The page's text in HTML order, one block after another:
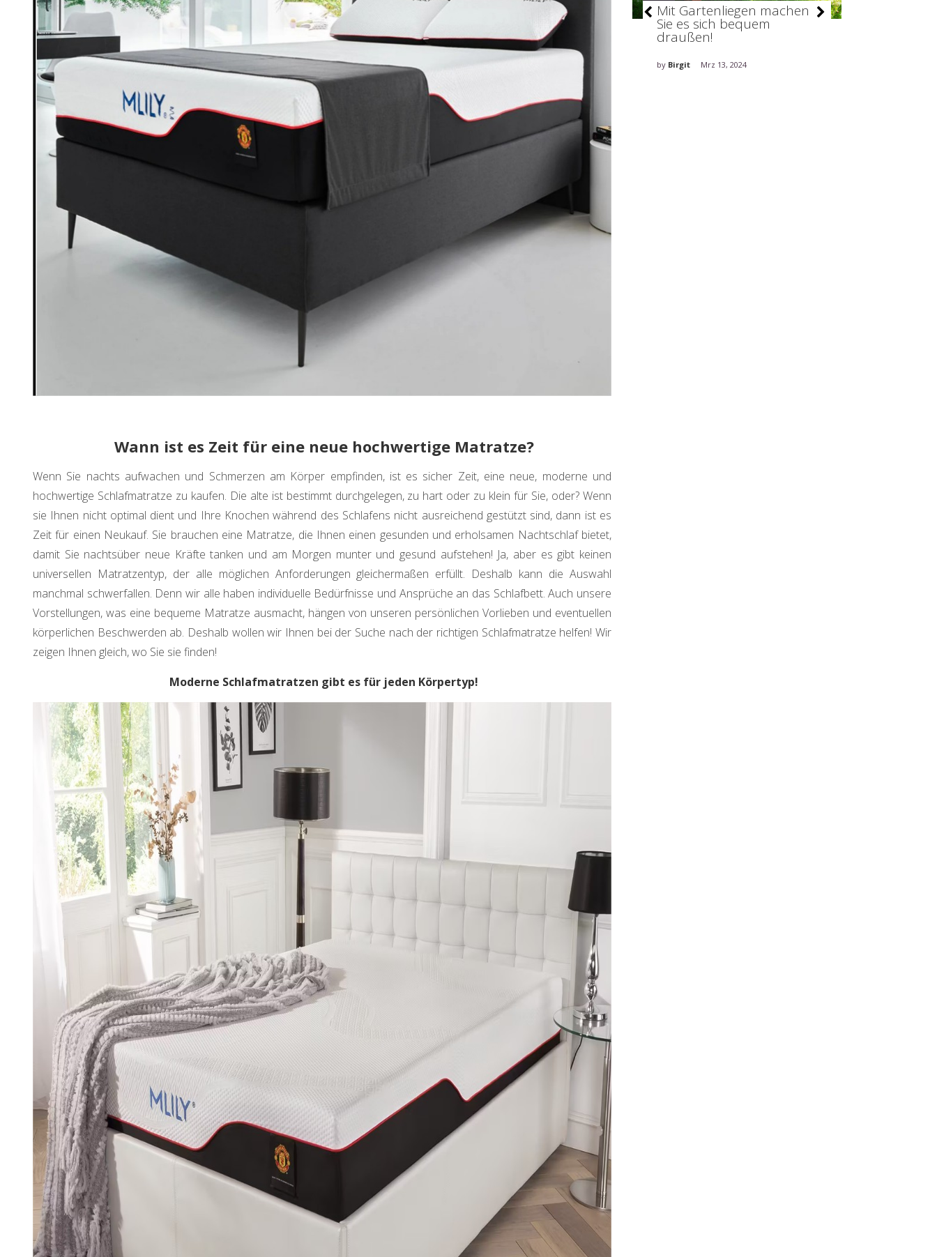
Wann ist es Zeit für eine neue hochwertige Matratze?
Wenn Sie nachts aufwachen und Schmerzen am Körper empfinden, ist es sicher Zeit, eine neue, moderne und
hochwertige Schlafmatratze zu kaufen. Die alte ist bestimmt durchgelegen, zu hart oder zu klein für Sie, oder? Wenn
sie Ihnen nicht optimal dient und Ihre Knochen während des Schlafens nicht ausreichend gestützt sind, dann ist es
Zeit für einen Neukauf. Sie brauchen eine Matratze, die Ihnen einen gesunden und erholsamen Nachtschlaf bietet,
damit Sie nachtsüber neue Kräfte tanken und am Morgen munter und gesund aufstehen! Ja, aber es gibt keinen
universellen Matratzentyp, der alle möglichen Anforderungen gleichermaßen erfüllt. Deshalb kann die Auswahl
manchmal schwerfallen. Denn wir alle haben individuelle Bedürfnisse und Ansprüche an das Schlafbett. Auch unsere
Vorstellungen, was eine bequeme Matratze ausmacht, hängen von unseren persönlichen Vorlieben und eventuellen
körperlichen Beschwerden ab. Deshalb wollen wir Ihnen bei der Suche nach der richtigen Schlafmatratze helfen! Wir
zeigen Ihnen gleich, wo Sie sie finden!
Moderne Schlafmatratzen gibt es für jeden Körpertyp!
Designermöbel aus
zweiter Hand – warum
lohnt sich der Kauf?
Okt 12, 2023
30 bezaubernde Beispiele
für gelbes Sofa im
Interieur
Mit Gartenliegen machen
Sie es sich bequem
draußen!
by Birgit Mrz 13, 2024